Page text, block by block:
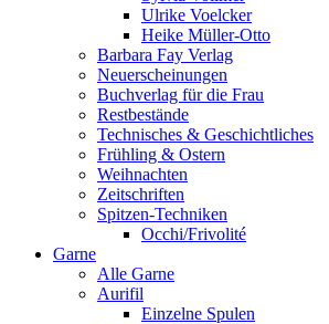
Ulrike Voelcker
Heike Müller-Otto
Barbara Fay Verlag
Neuerscheinungen
Buchverlag für die Frau
Restbestände
Technisches & Geschichtliches
Frühling & Ostern
Weihnachten
Zeitschriften
Spitzen-Techniken
Occhi/Frivolité
Garne
Alle Garne
Aurifil
Einzelne Spulen